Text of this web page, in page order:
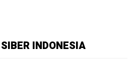
INDONESIA